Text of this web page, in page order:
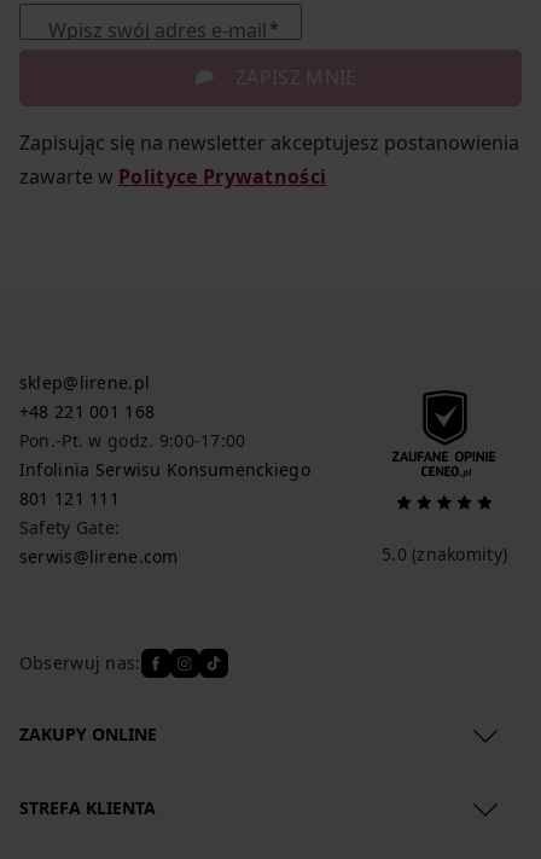
Wpisz swój adres e-mail
ZAPISZ MNIE
Zapisując się na newsletter akceptujesz postanowienia
zawarte w Polityce Prywatności
Obserwuj nas:
sklep@lirene.pl
+48 221 001 168
Pon.-Pt. w godz. 9:00-17:00
Infolinia Serwisu Konsumenckiego
801 121 111
Safety Gate:
serwis@lirene.com
ZAKUPY ONLINE
Polityka Prywatności
STREFA KLIENTA
5.0 (znakomity)